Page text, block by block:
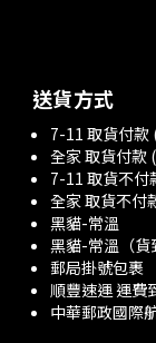
送貨方式
7-11 取貨付款
全家 取貨付款
7-11 取貨不付
全家 取貨不付
黑貓-常溫
黑貓-常溫（貨
郵局掛號包裹
順豐速運 運費
中華郵政國際